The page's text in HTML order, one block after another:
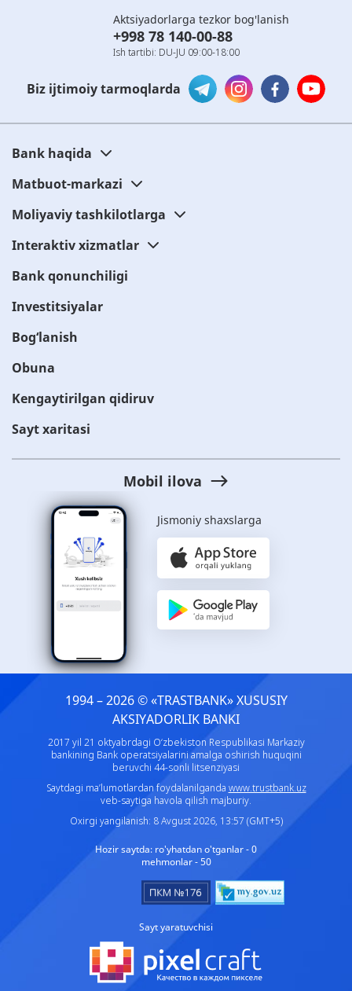
Aktsiyadorlarga tezkor bog'lanish
+998 78 140-00-88
Ish tartibi: DU-JU 09:00-18:00
Biz ijtimoiy tarmoqlarda
Bank haqida
Matbuot-markazi
Moliyaviy tashkilotlarga
Interaktiv xizmatlar
Bank qonunchiligi
Investitsiyalar
Bog‘lanish
Obuna
Kengaytirilgan qidiruv
Sayt xaritasi
Mobil ilova
Jismoniy shaxslarga
1994 – 2026 © «TRASTBANK» ХUSUSIY
AKSIYADORLIK BANKI
2017 yil 21 oktyabrdagi O‘zbekiston Respublikasi Markaziy
bankining Bank operatsiyalarini amalga oshirish huquqini
beruvchi 44-sonli litsenziyasi
Saytdagi ma’lumotlardan foydalanilganda www.trustbank.uz
veb-saytiga havola qilish majburiy.
Oxirgi yangilanish: 8 Avgust 2026, 13:57 (GMT+5)
Hozir saytda: ro'yhatdan o'tganlar - 0
mehmonlar - 50
Sayt yaratuvchisi